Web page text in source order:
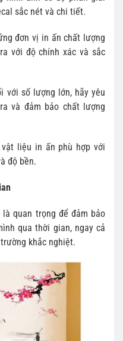
sắc nét và chi tiết.
đơn vị in ấn chất lượng
với độ chính xác và sắc
với số lượng lớn, hãy yêu
và đảm bảo chất lượng
liệu in ấn phù hợp với
độ bền.
quan trọng để đảm bảo
qua thời gian, ngay cả
khắc nghiệt.